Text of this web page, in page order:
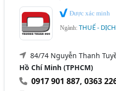
Được xác minh
Ngành:THUẾ -
84/74 Nguyễn Thanh
Hồ Chí Minh (TPHCM)
0917 901 887,0363